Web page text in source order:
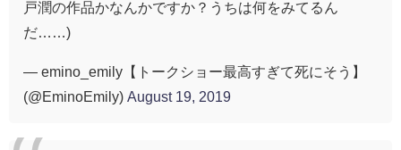
戸潤の作品かなんかですか？うちは何をみてるん
だ……)
— emino_emily【トークショー最高すぎて死にそう】
(@EminoEmily) August 19, 2019